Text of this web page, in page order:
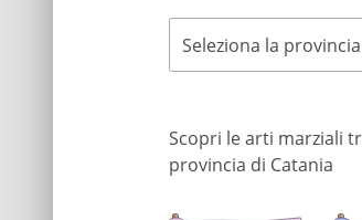
Seleziona la provincia
Scopri le arti marziali
provincia di Catania